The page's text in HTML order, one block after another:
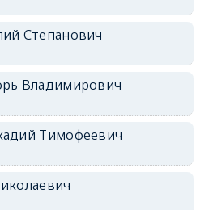
Степанович
Владимирович
Тимофеевич